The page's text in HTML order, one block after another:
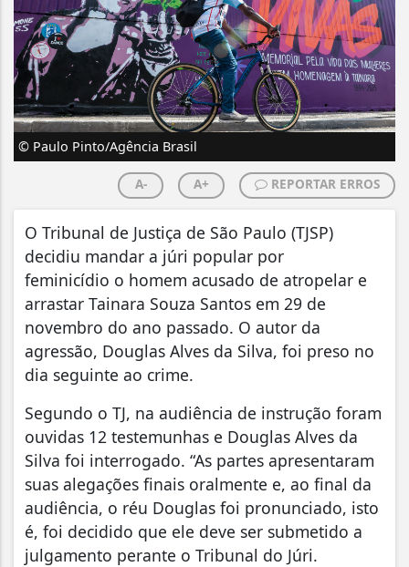
© Paulo Pinto/Agência Brasil
A- A+ REPORTAR ERROS
O Tribunal de Justiça de São Paulo (TJSP)
decidiu mandar a júri popular por
feminicídio o homem acusado de atropelar e
arrastar Tainara Souza Santos em 29 de
novembro do ano passado. O autor da
agressão, Douglas Alves da Silva, foi preso no
dia seguinte ao crime.
Segundo o TJ, na audiência de instrução foram
ouvidas 12 testemunhas e Douglas Alves da
Silva foi interrogado. “As partes apresentaram
suas alegações finais oralmente e, ao final da
audiência, o réu Douglas foi pronunciado, isto
é, foi decidido que ele deve ser submetido a
julgamento perante o Tribunal do Júri.